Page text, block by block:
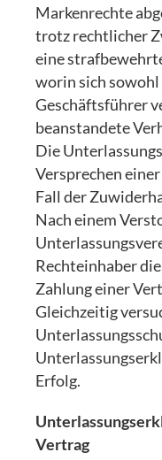
Markenrechte
trotz rechtlicher
eine
worin sich sowohl
Geschäftsführer
beanstandete
Die
Versprechen
Fall der
Nach einem
Rechteinhaber
Zahlung einer
Gleichzeitig
Erfolg.
Vertrag